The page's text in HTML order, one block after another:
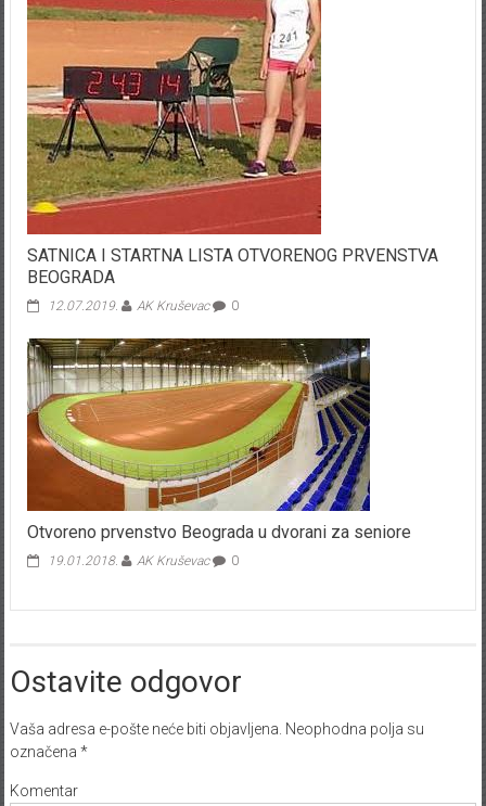
SATNICA I STARTNA LISTA OTVORENOG PRVENSTVA
BEOGRADA
12.07.2019. AK Kruševac 0
Otvoreno prvenstvo Beograda u dvorani za seniore
19.01.2018. AK Kruševac 0
Ostavite odgovor
Vaša adresa e-pošte neće biti objavljena. Neophodna polja su
označena *
Komentar